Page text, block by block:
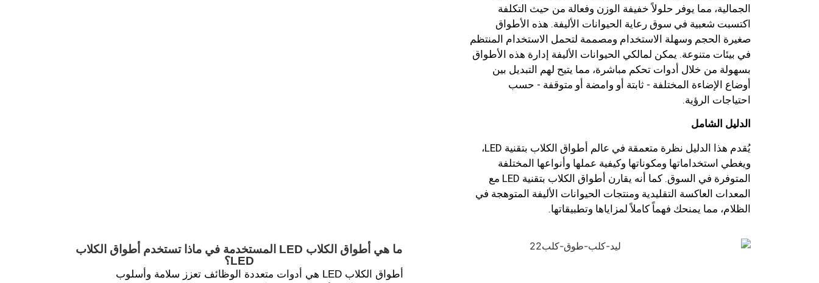
الجمالية، مما يوفر حلولاً خفيفة الوزن وفعالة من حيث التكلفة
اكتسبت شعبية في سوق رعاية الحيوانات الأليفة. هذه الأطواق
صغيرة الحجم وسهلة الاستخدام ومصممة لتحمل الاستخدام المنتظم
في بيئات متنوعة. يمكن لمالكي الحيوانات الأليفة إدارة هذه الأطواق
بسهولة من خلال أدوات تحكم مباشرة، مما يتيح لهم التبديل بين
أوضاع الإضاءة المختلفة - ثابتة أو وامضة أو متوقفة - حسب
احتياجات الرؤية.
الدليل الشامل
يُقدم هذا الدليل نظرة متعمقة في عالم أطواق الكلاب بتقنية LED،
ويغطي استخداماتها ومكوناتها وكيفية عملها وأنواعها المختلفة
المتوفرة في السوق. كما أنه يقارن أطواق الكلاب بتقنية LED مع
المعدات العاكسة التقليدية ومنتجات الحيوانات الأليفة المتوهجة في
الظلام، مما يمنحك فهماً كاملاً لمزاياها وتطبيقاتها.
ما هي أطواق الكلاب LED المستخدمة في ماذا تستخدم أطواق الكلاب
LED؟
أطواق الكلاب LED هي أدوات متعددة الوظائف تعزز سلامة وأسلوب